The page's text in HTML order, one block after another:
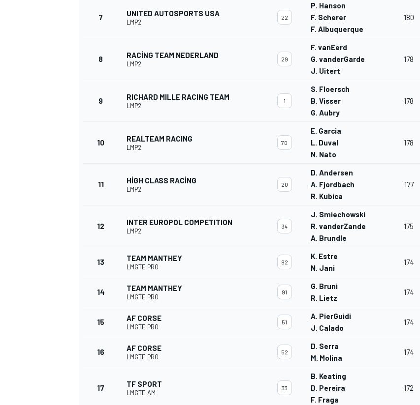
7 UNITED AUTOSPORTS USA
LMP2
22
P. Hanson
F. Scherer
F. Albuquerque
180
8 RACING TEAM NEDERLAND
LMP2
29
F. vanEerd
G. vanderGarde
J. Uitert
178
9 RICHARD MILLE RACING TEAM
LMP2
1
S. Floersch
B. Visser
G. Aubry
178
10 REALTEAM RACING
LMP2
70
E. Garcia
L. Duval
N. Nato
178
11 HIGH CLASS RACING
LMP2
20
D. Andersen
A. Fjordbach
R. Kubica
177
12 INTER EUROPOL COMPETITION
LMP2
34
J. Smiechowski
R. vanderZande
A. Brundle
175
13 TEAM MANTHEY
LMGTE PRO
92
K. Estre
N. Jani
174
14 TEAM MANTHEY
LMGTE PRO
91
G. Bruni
R. Lietz
174
15 AF CORSE
LMGTE PRO
51
A. PierGuidi
J. Calado
174
16 AF CORSE
LMGTE PRO
52
D. Serra
M. Molina
174
17 TF SPORT
LMGTE AM
33
B. Keating
D. Pereira
F. Fraga
172